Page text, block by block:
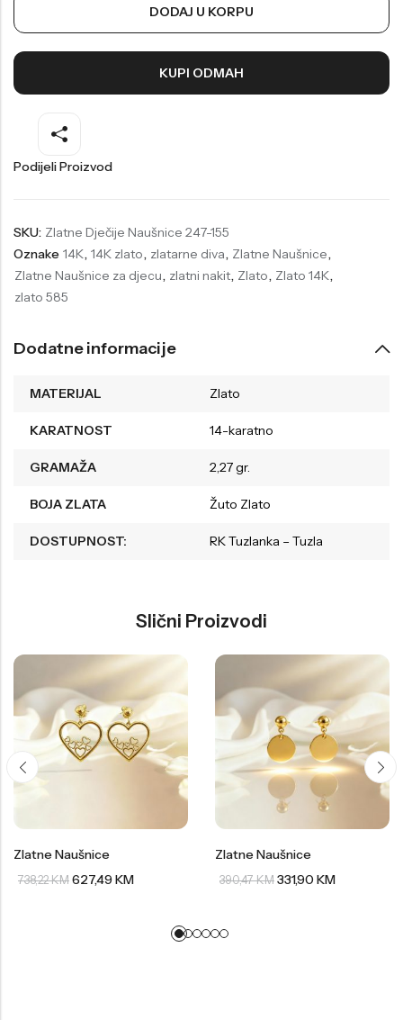
DODAJ U KORPU
KUPI ODMAH
Podijeli Proizvod
SKU: Zlatne Dječije Naušnice 247-155
Oznake 14K, 14K zlato, zlatarne diva, Zlatne Naušnice,
Zlatne Naušnice za djecu, zlatni nakit, Zlato, Zlato 14K,
zlato 585
Dodatne informacije
MATERIJAL Zlato
KARATNOST 14-karatno
GRAMAŽA 2,27 gr.
BOJA ZLATA Žuto Zlato
DOSTUPNOST: RK Tuzlanka – Tuzla
Slični Proizvodi
Zlatne Naušnice
738,22KM 627,49KM
Zlatne Naušnice
390,47KM 331,90 KM
Welder
Mini Focus
Daniel Klein
Festina
Wesse
Missguided
Diesel